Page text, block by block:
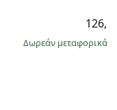
Δωρεάν μεταφορικά